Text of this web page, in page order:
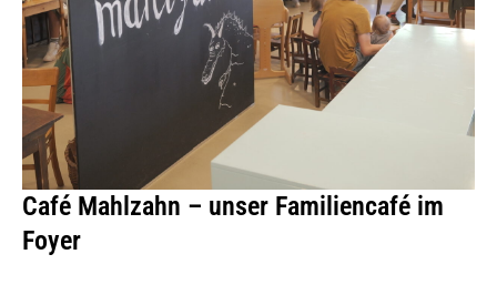
Café Mahlzahn – unser Familiencafé im
Foyer